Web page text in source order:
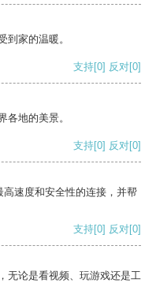
到家的温暖。
支持[0] 反对[0]
各地的美景。
支持[0] 反对[0]
速度和安全性的连接，并帮
支持[0] 反对[0]
无论是看视频、玩游戏还是工